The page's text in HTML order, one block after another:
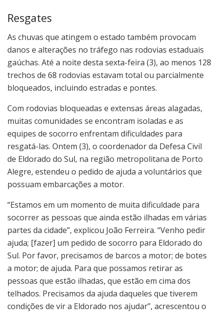
Resgates
As chuvas que atingem o estado também provocam
danos e alterações no tráfego nas rodovias estaduais
gaúchas. Até a noite desta sexta-feira (3), ao menos 128
trechos de 68 rodovias estavam total ou parcialmente
bloqueados, incluindo estradas e pontes.
Com rodovias bloqueadas e extensas áreas alagadas,
muitas comunidades se encontram isoladas e as
equipes de socorro enfrentam dificuldades para
resgatá-las. Ontem (3), o coordenador da Defesa Civil
de Eldorado do Sul, na região metropolitana de Porto
Alegre, estendeu o pedido de ajuda a voluntários que
possuam embarcações a motor.
“Estamos em um momento de muita dificuldade para
socorrer as pessoas que ainda estão ilhadas em várias
partes da cidade”, explicou João Ferreira. “Venho pedir
ajuda; [fazer] um pedido de socorro para Eldorado do
Sul. Por favor, precisamos de barcos a motor; de botes
a motor; de ajuda. Para que possamos retirar as
pessoas que estão ilhadas, que estão em cima dos
telhados. Precisamos da ajuda daqueles que tiverem
condições de vir a Eldorado nos ajudar”, acrescentou o